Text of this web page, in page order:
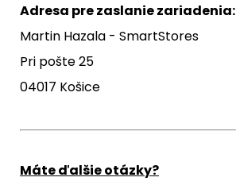
Adresa pre zaslanie zariadenia:
Martin Hazala - SmartStores
Pri pošte 25
04017 Košice
Máte ďalšie otázky?